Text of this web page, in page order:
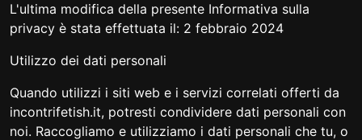
L'ultima modifica della presente Informativa sulla
privacy è stata effettuata il: 2 febbraio 2024
Utilizzo dei dati personali
Quando utilizzi i siti web e i servizi correlati offerti da
incontrifetish.it, potresti condividere dati personali con
noi. Raccogliamo e utilizziamo i dati personali che tu, o